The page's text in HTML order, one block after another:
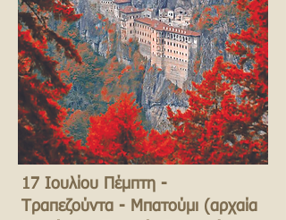
17 Ιουλίου Πέμπτη -
Τραπεζούντα - Μπατούμι (αρχαία